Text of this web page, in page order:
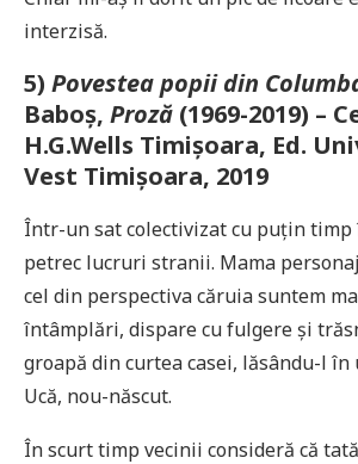
interzisă.
5) Povestea popii din
Baboș, Proză (1969-2019) –
H.G.Wells Timișoara, Ed.
Vest Timișoara, 2019
Într-un sat colectivizat cu puțin timp
petrec lucruri stranii. Mama
cel din perspectiva căruia suntem
întâmplări, dispare cu fulgere și
groapă din curtea casei, lăsându-l în
Ucă, nou-născut.
În scurt timp vecinii consideră că